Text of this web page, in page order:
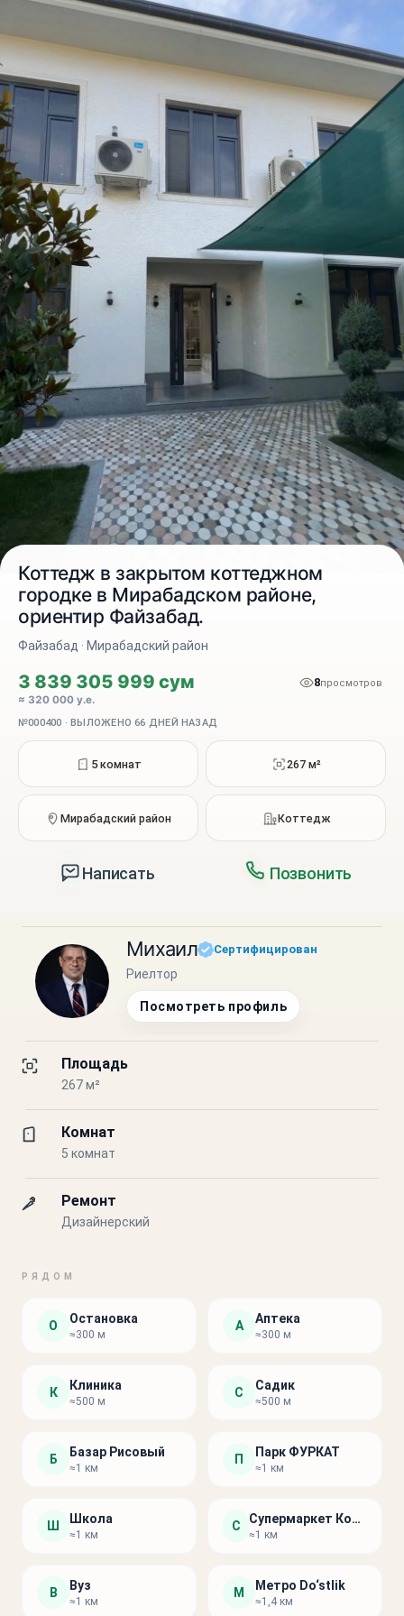
2 / 17
Коттедж в закрытом коттеджном
городке в Мирабадском районе,
ориентир Файзабад.
Файзабад · Мирабадский район
3 839 305 999 сум
≈ 320 000 у.е.
8просмотров
№000400 · ВЫЛОЖЕНО 66 ДНЕЙ НАЗАД
5 комнат 267 м²
Мирабадский район Коттедж
Написать Позвонить
Михаил Сертифицирован
Риелтор
Посмотреть профиль
Площадь
267 м²
Комнат
5 комнат
Ремонт
Дизайнерский
РЯДОМ
О Остановка
≈300 м
А Аптека
≈300 м
К Клиника
≈500 м
С Садик
≈500 м
Б Базар Рисовый
≈1 км
П Парк ФУРКАТ
≈1 км
Ш Школа
≈1 км
С Супермаркет Корзинка
≈1 км
В Вуз
≈1 км
М Метро Do‘stlik
≈1,4 км